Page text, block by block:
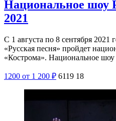
Национальное шоу
2021
С 1 августа по 8 сентября 2021
«Русская песня» пройдет
«Кострома». Национальное
1200 от 1 200 ₽ 6119 18